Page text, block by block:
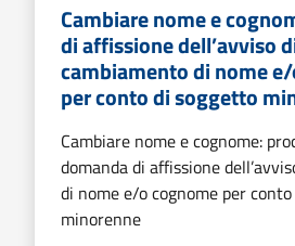
Cambiare nome e
di affissione dell’avviso
cambiamento di nome
per conto di soggetto
Cambiare nome e cognome:
domanda di affissione
di nome e/o cognome per
minorenne